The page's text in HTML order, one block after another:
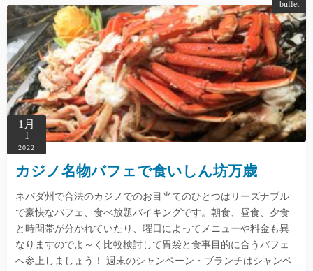
buffet
1月
1
2022
カジノ名物バフェで食いしん坊万歳
ネバダ州で合法のカジノでのお目当てのひとつはリーズナブル
で豪快なバフェ、食べ放題バイキングです。朝食、昼食、夕食
と時間帯が分かれていたり、曜日によってメニューや料金も異
なりますのでよ～く比較検討して胃袋と食事目的に合うバフェ
へ参上しましょう！ 週末のシャンペーン・ブランチはシャンペ